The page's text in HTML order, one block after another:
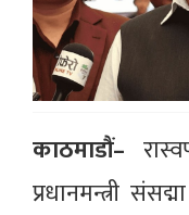
काठमाडौं–
प्रधानमन्त्री